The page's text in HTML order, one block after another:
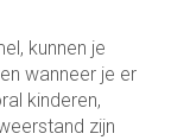
kunnen je
wanneer je er
kinderen,
zijn